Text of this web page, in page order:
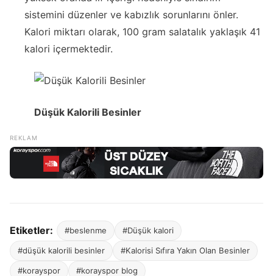
sistemini düzenler ve kabızlık sorunlarını önler.
Kalori miktarı olarak, 100 gram salatalık yaklaşık 41
kalori içermektedir.
Düşük Kalorili Besinler
Etiketler: #beslenme #Düşük kalori
#düşük kalorili besinler #Kalorisi Sıfıra Yakın Olan Besinler
#korayspor #korayspor blog